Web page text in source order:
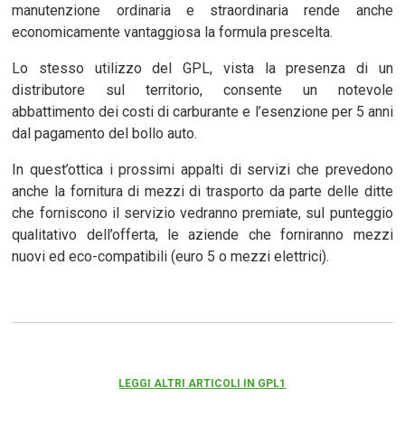
manutenzione ordinaria e straordinaria rende anche
economicamente vantaggiosa la formula prescelta.
Lo stesso utilizzo del GPL, vista la presenza di un
distributore sul territorio, consente un notevole
abbattimento dei costi di carburante e l’esenzione per 5 anni
dal pagamento del bollo auto.
In quest’ottica i prossimi appalti di servizi che prevedono
anche la fornitura di mezzi di trasporto da parte delle ditte
che forniscono il servizio vedranno premiate, sul punteggio
qualitativo dell’offerta, le aziende che forniranno mezzi
nuovi ed eco-compatibili (euro 5 o mezzi elettrici).
LEGGI ALTRI ARTICOLI IN GPL1